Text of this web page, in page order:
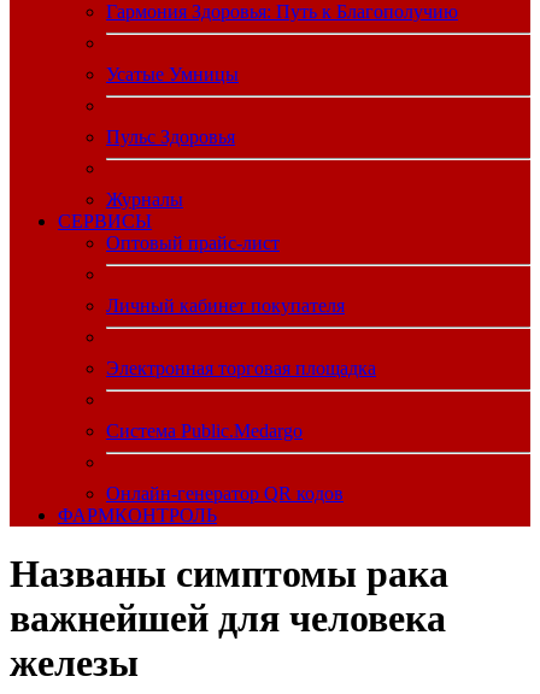
Гармония Здоровья: Путь к Благополучию
Усатые Умницы
Пульс Здоровья
Журналы
CЕРВИСЫ
Оптовый прайс-лист
Личный кабинет покупателя
Электронная торговая площадка
Система Public.Medargo
Онлайн-генератор QR кодов
ФАРМКОНТРОЛЬ
Названы симптомы рака
важнейшей для человека
железы